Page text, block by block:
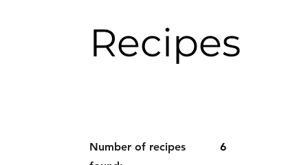
Recipes
Number of recipes
6